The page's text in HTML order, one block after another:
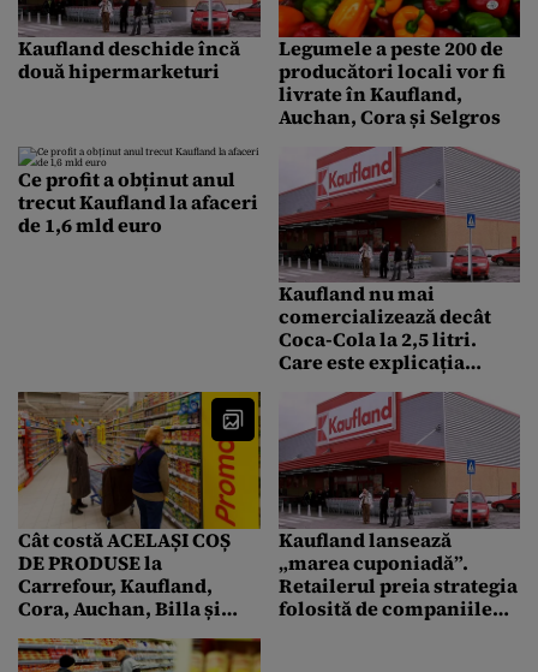
Kaufland deschide încă
două hipermarketuri
Legumele a peste 200 de
producători locali vor fi
livrate în Kaufland,
Auchan, Cora și Selgros
Ce profit a obținut anul
trecut Kaufland la afaceri
de 1,6 mld euro
Kaufland nu mai
comercializează decât
Coca-Cola la 2,5 litri.
Care este explicația
Cât costă ACELAȘI COȘ
DE PRODUSE la
Carrefour, Kaufland,
Cora, Auchan, Billa și
scumpirile de la 1 aprilie
Kaufland lansează
„marea cuponiadă”.
Retailerul preia strategia
folosită de companiile